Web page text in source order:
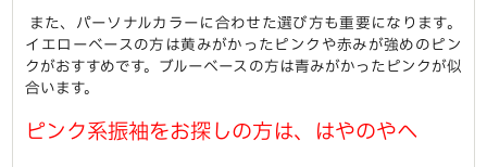
また、パーソナルカラーに合わせた選び方も重要になります。
イエローベースの方は黄みがかったピンクや赤みが強めのピン
クがおすすめです。ブルーベースの方は青みがかったピンクが似
合います。
ピンク系振袖をお探しの方は、はやのやへ